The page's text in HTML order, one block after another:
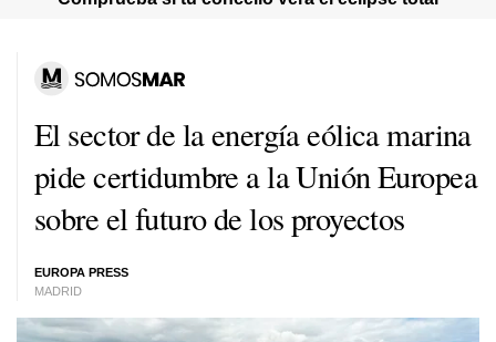
El sector de la energía eólica marina
pide certidumbre a la Unión Europea
sobre el futuro de los proyectos
EUROPA PRESS
MADRID